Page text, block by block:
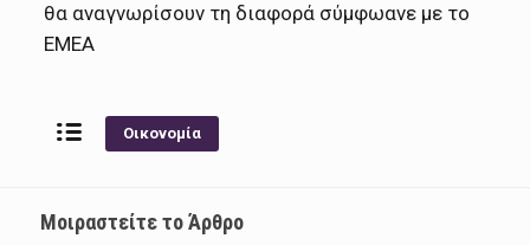
θα αναγνωρίσουν τη διαφορά σύμφωανε με το
ΕΜΕΑ
Οικονομία
Μοιραστείτε το Άρθρο